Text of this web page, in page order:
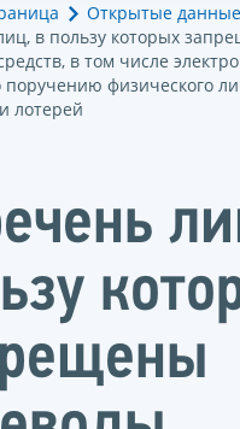
Открытые данные
в пользу которых
в том числе
поручению физического
лотерей